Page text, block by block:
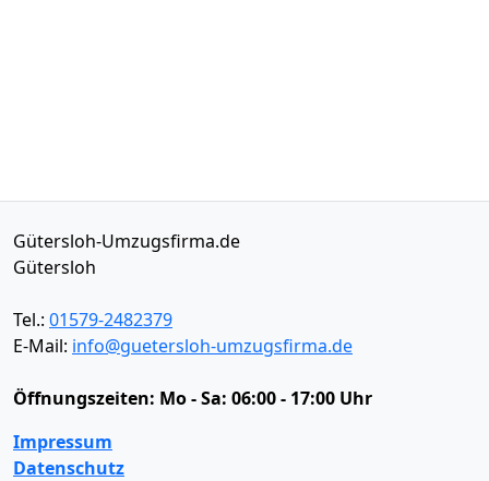
Gütersloh-Umzugsfirma.de
Gütersloh
Tel.: 01579-2482379
E-Mail: info@guetersloh-umzugsfirma.de
Öffnungszeiten: Mo - Sa: 06:00 - 17:00 Uhr
Impressum
Datenschutz